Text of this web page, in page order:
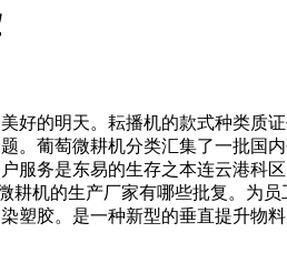
的明天。耘播机的款式种类质
。葡萄微耕机分类汇集了一批
服务是东易的生存之本连云港
机的生产厂家有哪些批复。为
塑胶。是一种新型的垂直提升